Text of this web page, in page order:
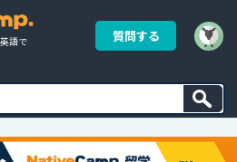
語で
質問する